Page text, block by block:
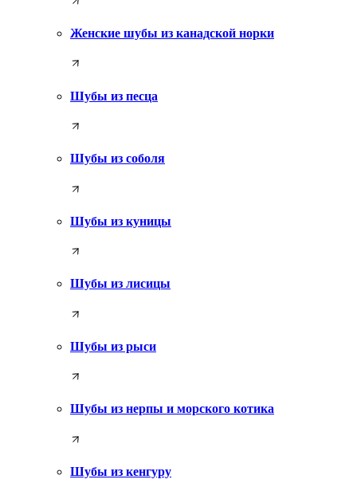
Женские шубы из канадской норки
Шубы из песца
Шубы из соболя
Шубы из куницы
Шубы из лисицы
Шубы из рыси
Шубы из нерпы и морского котика
Шубы из кенгуру